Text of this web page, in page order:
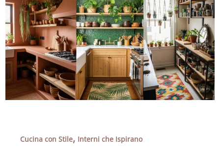
Cucina con Stile, Interni che Ispirano